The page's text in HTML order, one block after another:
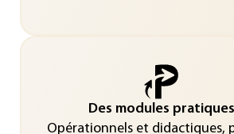
Des modules pratiques
Opérationnels et didactiques,